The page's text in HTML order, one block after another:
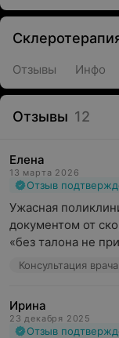
Отзывы Инфо
Отзывы 12
Елена
13 марта 2026
Отзыв
Ужасная
документом от
«без талона не
Консультация врача
Ирина
23 декабря 2025
Отзыв